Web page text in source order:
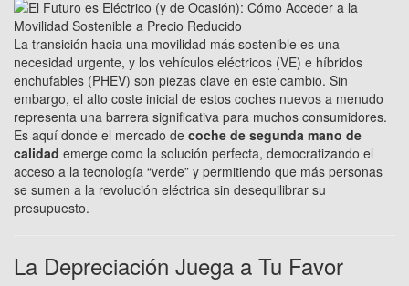
La transición hacia una movilidad más sostenible es una
necesidad urgente, y los vehículos eléctricos (VE) e híbridos
enchufables (PHEV) son piezas clave en este cambio. Sin
embargo, el alto coste inicial de estos coches nuevos a menudo
representa una barrera significativa para muchos consumidores.
Es aquí donde el mercado de coche de segunda mano de
calidad emerge como la solución perfecta, democratizando el
acceso a la tecnología “verde” y permitiendo que más personas
se sumen a la revolución eléctrica sin desequilibrar su
presupuesto.
La Depreciación Juega a Tu Favor